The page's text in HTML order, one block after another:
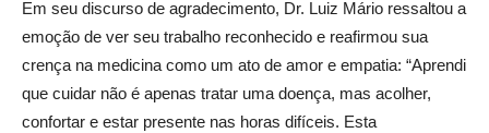
Em seu discurso de agradecimento, Dr. Luiz Mário ressaltou a
emoção de ver seu trabalho reconhecido e reafirmou sua
crença na medicina como um ato de amor e empatia: “Aprendi
que cuidar não é apenas tratar uma doença, mas acolher,
confortar e estar presente nas horas difíceis. Esta